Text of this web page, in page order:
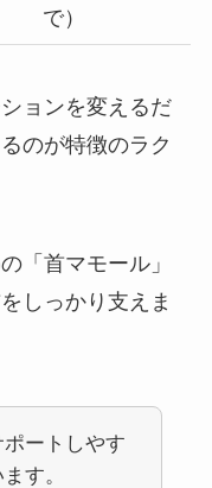
で）
ョンを変えるだ
のが特徴のラク
「首マモール」
しっかり支えま
ートしやす
す。